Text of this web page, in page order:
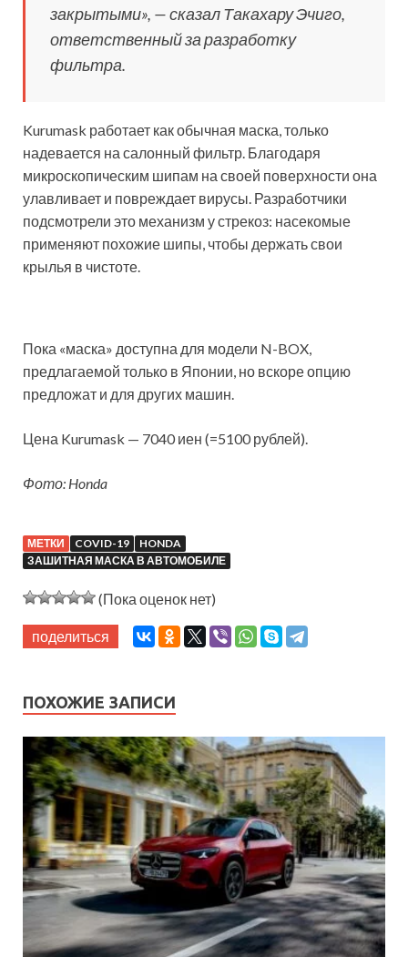
закрытыми», — сказал Такахару Эчиго,
ответственный за разработку
фильтра.
Kurumask работает как обычная маска, только
надевается на салонный фильтр. Благодаря
микроскопическим шипам на своей поверхности она
улавливает и повреждает вирусы. Разработчики
подсмотрели это механизм у стрекоз: насекомые
применяют похожие шипы, чтобы держать свои
крылья в чистоте.
Пока «маска» доступна для модели N-BOX,
предлагаемой только в Японии, но вскоре опцию
предложат и для других машин.
Цена Kurumask — 7040 иен (=5100 рублей).
Фото: Honda
МЕТКИ COVID-19
HONDA
ЗАШИТНАЯ МАСКА В АВТОМОБИЛЕ
(Пока оценок нет)
поделиться
ПОХОЖИЕ ЗАПИСИ